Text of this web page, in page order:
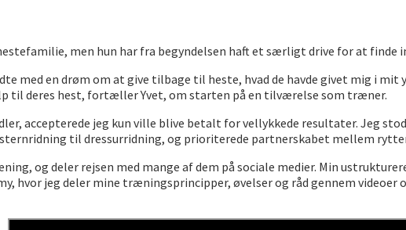
men hun har fra begyndelsen haft et særligt drive for at finde
med en drøm om at give tilbage til heste, hvad de havde givet mig i mit
til deres hest, fortæller Yvet, om starten på en tilværelse som træner.
accepterede jeg kun ville blive betalt for vellykkede resultater. Jeg
til dressurridning, og prioriterede partnerskabet mellem
og deler rejsen med mange af dem på sociale medier. Min
hvor jeg deler mine træningsprincipper, øvelser og råd gennem